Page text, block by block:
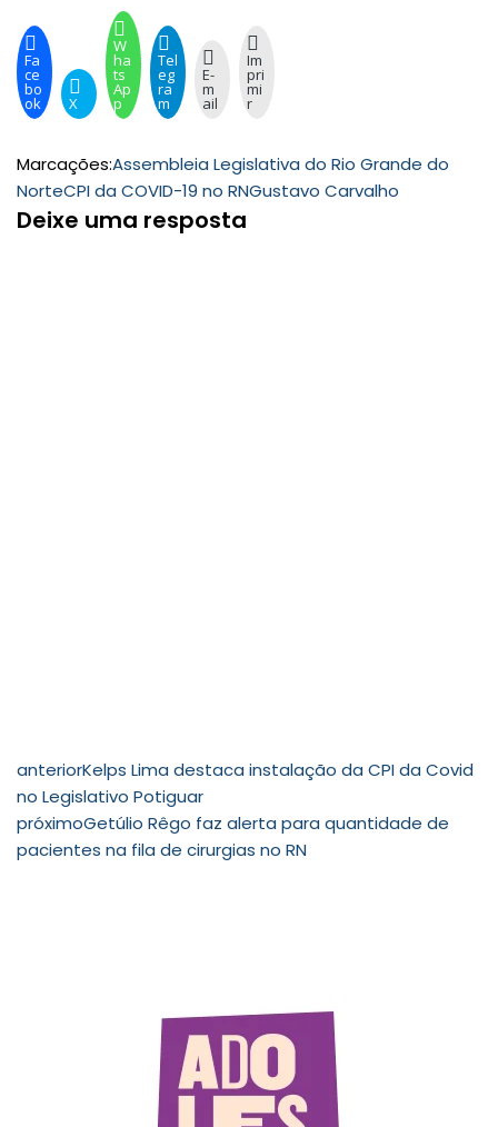
Fa
ce
bo
ok X
W
ha
ts
Ap
p
Tel
eg
ra
m
E-
m
ail
Im
pri
mi
r
Marcações:Assembleia Legislativa do Rio Grande do
NorteCPI da COVID-19 no RNGustavo Carvalho
Deixe uma resposta
anteriorKelps Lima destaca instalação da CPI da Covid
no Legislativo Potiguar
próximoGetúlio Rêgo faz alerta para quantidade de
pacientes na fila de cirurgias no RN